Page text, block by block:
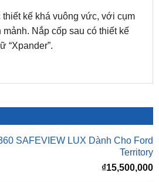
“Xpander”.
SAFEVIEW LUX Dành Cho Ford
₫15,500,000
Dành Riêng Cho Xe Honda CRV